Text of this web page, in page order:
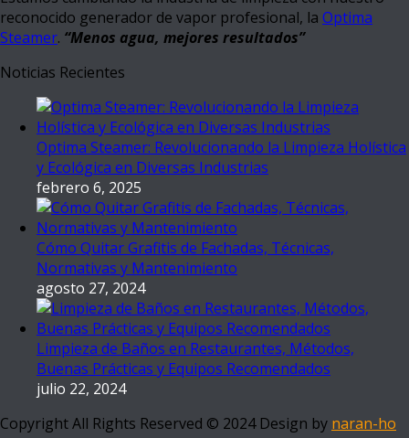
reconocido generador de vapor profesional, la Optima
Steamer. “Menos agua, mejores resultados”
Noticias Recientes
Optima Steamer: Revolucionando la Limpieza Holística
y Ecológica en Diversas Industrias
febrero 6, 2025
Cómo Quitar Grafitis de Fachadas, Técnicas,
Normativas y Mantenimiento
agosto 27, 2024
Limpieza de Baños en Restaurantes, Métodos,
Buenas Prácticas y Equipos Recomendados
julio 22, 2024
Copyright All Rights Reserved © 2024 Design by naran-ho